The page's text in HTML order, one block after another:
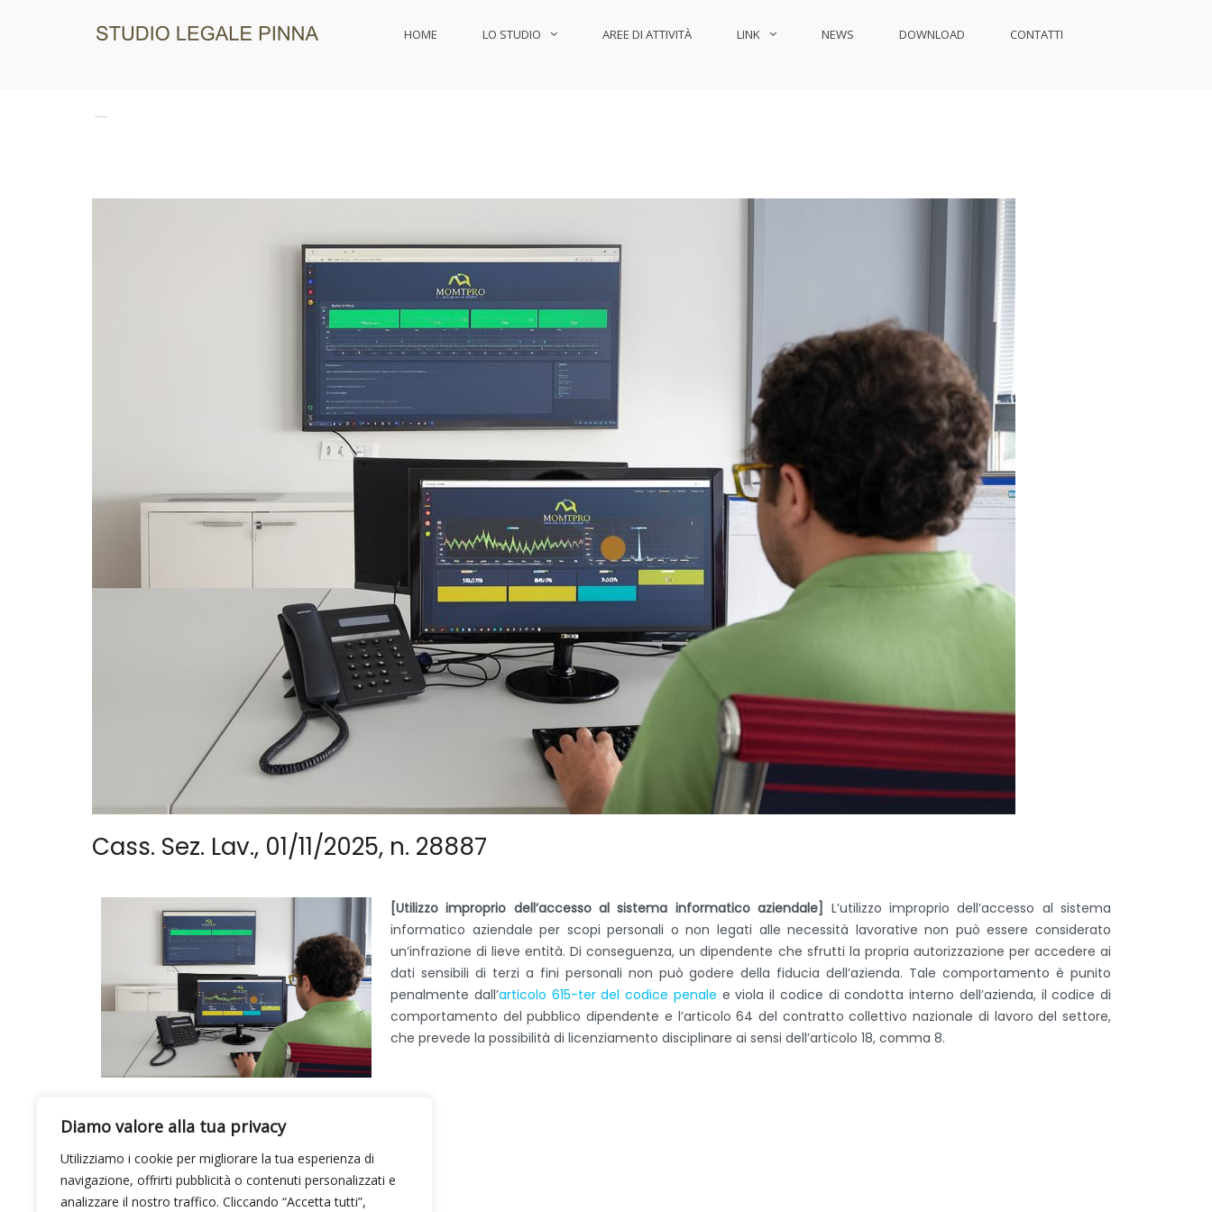
Diamo valore alla tua privacy
Utilizziamo i cookie per migliorare la tua esperienza di
navigazione, offrirti pubblicità o contenuti personalizzati e
analizzare il nostro traffico. Cliccando “Accetta tutti”,
HOME LO STUDIO AREE DI ATTIVITÀ LINK NEWS DOWNLOAD CONTATTI
Cass. Sez. Lav., 01/11/2025, n. 28887
[Utilizzo improprio dell’accesso al sistema informatico aziendale]
L’utilizzo improprio dell’accesso al sistema
informatico aziendale per scopi personali o non legati alle necessità lavorative non può essere considerato
un’infrazione di lieve entità. Di conseguenza, un dipendente che sfrutti la propria autorizzazione per accedere ai
dati sensibili di terzi a fini personali non può godere della fiducia dell’azienda. Tale comportamento è punito
penalmente dall’articolo 615-ter del codice penale e viola il codice di condotta interno dell’azienda, il codice di
comportamento del pubblico dipendente e l’articolo 64 del contratto collettivo nazionale di lavoro del settore,
che prevede la possibilità di licenziamento disciplinare ai sensi dell’articolo 18, comma 8.